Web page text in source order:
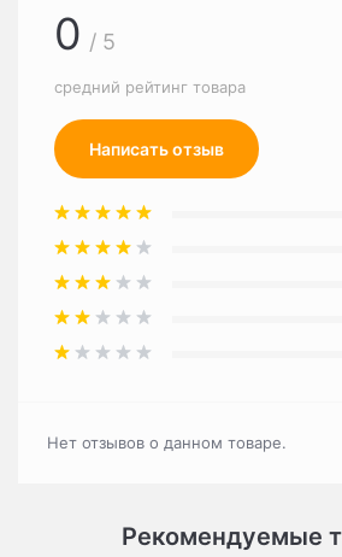
0 / 5
средний рейтинг товара
Написать отзыв
Нет отзывов о данном товаре.
Рекомендуемые